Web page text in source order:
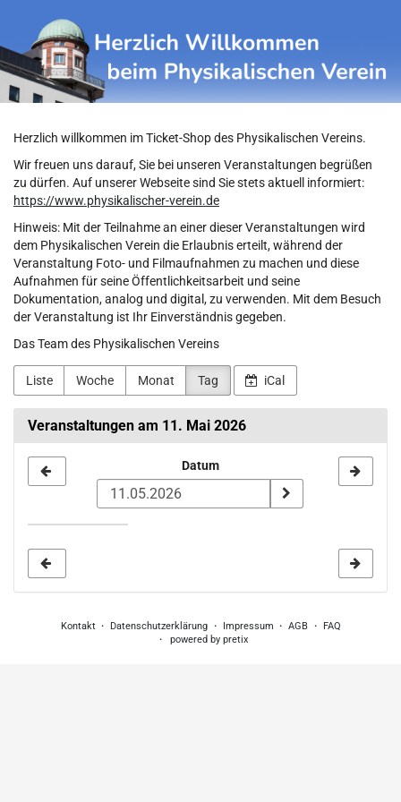
Haupt-
Inhalt
springen
Physikalischer
Verein
Herzlich willkommen im Ticket-Shop des Physikalischen Vereins.
Wir freuen uns darauf, Sie bei unseren Veranstaltungen begrüßen
zu dürfen. Auf unserer Webseite sind Sie stets aktuell informiert:
https://www.physikalischer-verein.de
Hinweis: Mit der Teilnahme an einer dieser Veranstaltungen wird
dem Physikalischen Verein die Erlaubnis erteilt, während der
Veranstaltung Foto- und Filmaufnahmen zu machen und diese
Aufnahmen für seine Öffentlichkeitsarbeit und seine
Dokumentation, analog und digital, zu verwenden. Mit dem Besuch
der Veranstaltung ist Ihr Einverständnis gegeben.
Das Team des Physikalischen Vereins
Liste Woche Monat Tag iCal
Veranstaltungen am 11. Mai 2026
zur
Anzeige
Datum
Kontakt Datenschutzerklärung Impressum AGB
FAQ
powered by pretix